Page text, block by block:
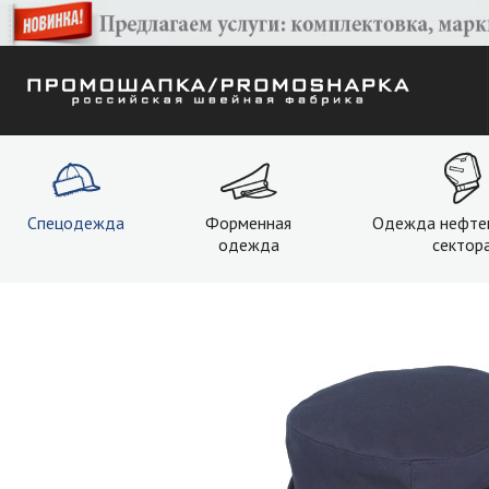
Спецодежда
Форменная
одежда
Одежда